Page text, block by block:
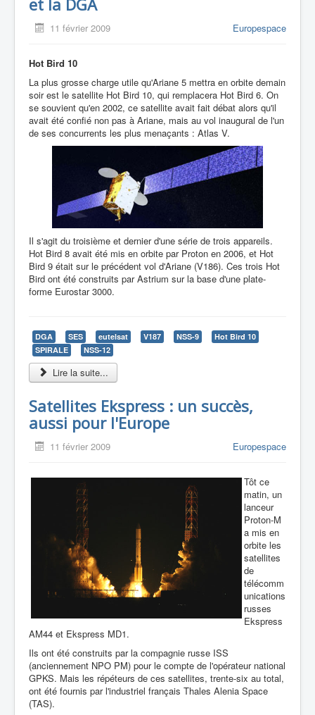
11 février 2009 Europespace
Hot Bird 10
La plus grosse charge utile qu'Ariane 5 mettra en orbite demain
soir est le satellite Hot Bird 10, qui remplacera Hot Bird 6. On
se souvient qu'en 2002, ce satellite avait fait débat alors qu'il
avait été confié non pas à Ariane, mais au vol inaugural de l'un
de ses concurrents les plus menaçants : Atlas V.
Il s'agit du troisième et dernier d'une série de trois appareils.
Hot Bird 8 avait été mis en orbite par Proton en 2006, et Hot
Bird 9 était sur le précédent vol d'Ariane (V186). Ces trois Hot
Bird ont été construits par Astrium sur la base d'une plate-
forme Eurostar 3000.
DGA SES eutelsat V187 NSS-9
Hot Bird 10
SPIRALE
NSS-12
Lire la suite...
Satellites Ekspress : un succès,
aussi pour l'Europe
11 février 2009 Europespace
Tôt ce
matin, un
lanceur
Proton-M
a mis en
orbite les
satellites
de
télécomm
unications
russes
Ekspress
AM44 et Ekspress MD1.
Ils ont été construits par la compagnie russe ISS
(anciennement NPO PM) pour le compte de l'opérateur national
GPKS. Mais les répéteurs de ces satellites, trente-six au total,
ont été fournis par l'industriel français Thales Alenia Space
(TAS).